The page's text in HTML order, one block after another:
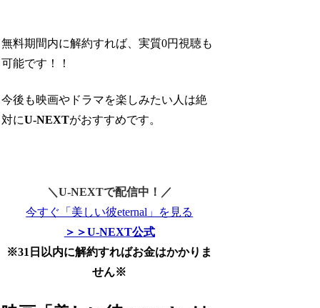
無料期間内に解約すれば、実質0円視聴も
可能です！！
今後も映画やドラマを楽しみたい人は絶
対にU-NEXTがおすすめです。
＼U-NEXTで配信中！／
今すぐ「美しい彼eternal」を見る
＞＞U-NEXT公式
※31日以内に解約すればお金はかかりま
せん※